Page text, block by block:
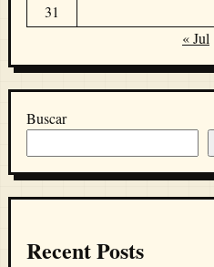
31
« Jul
Buscar
Recent Posts